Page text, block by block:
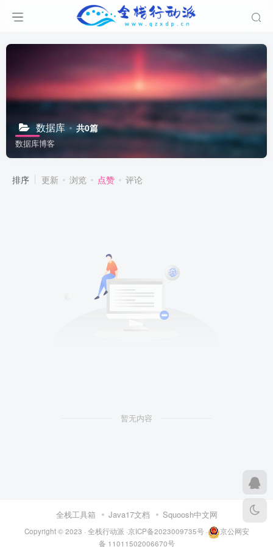
数据库 共0篇
数据库博客
排序 更新 浏览 点赞 评论
暂无内容
全栈工具箱 Java17文档 Squoosh中文网
Copyright © 2023 · 全栈行动派 ·京ICP备2023009735号·
京公网安
备 11011502006670号